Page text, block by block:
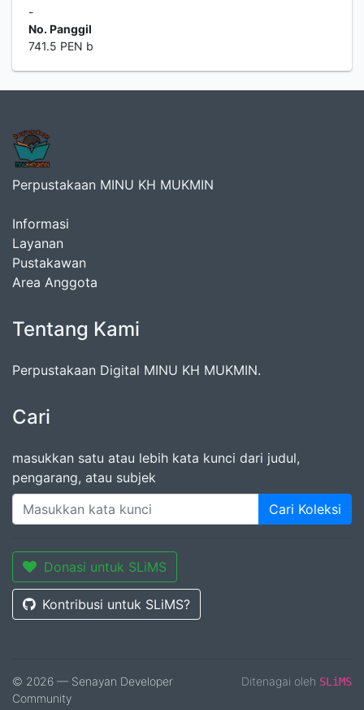
-
No. Panggil
741.5 PEN b
Perpustakaan MINU KH MUKMIN
Informasi
Layanan
Pustakawan
Area Anggota
Tentang Kami
Perpustakaan Digital MINU KH MUKMIN.
Cari
masukkan satu atau lebih kata kunci dari judul,
pengarang, atau subjek
Cari Koleksi
Donasi untuk SLiMS
Kontribusi untuk SLiMS?
© 2026 — Senayan Developer
Community
Ditenagai oleh SLiMS